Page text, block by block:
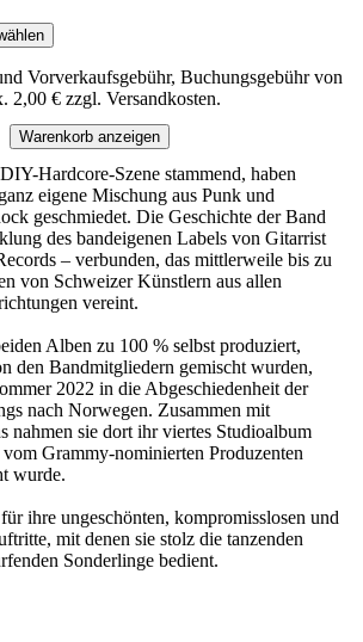
Vorverkaufsgebühr, Buchungsgebühr von
2,00 € zzgl. Versandkosten.
Warenkorb anzeigen
Hardcore-Szene stammend, haben
eigene Mischung aus Punk und
geschmiedet. Die Geschichte der Band
des bandeigenen Labels von Gitarrist
– verbunden, das mittlerweile bis zu
von Schweizer Künstlern aus allen
vereint.
Alben zu 100 % selbst produziert,
den Bandmitgliedern gemischt wurden,
2022 in die Abgeschiedenheit der
nach Norwegen. Zusammen mit
nahmen sie dort ihr viertes Studioalbum
Grammy-nominierten Produzenten
wurde.
ihre ungeschönten, kompromisslosen und
mit denen sie stolz die tanzenden
Sonderlinge bedient.